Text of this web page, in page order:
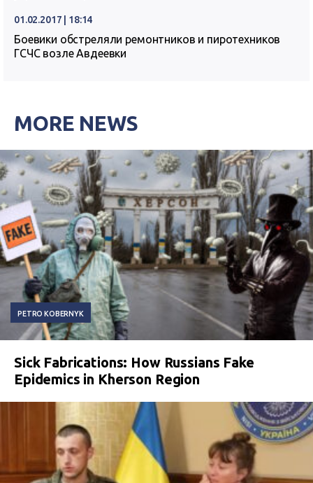
01.02.2017 | 18:14
Боевики обстреляли ремонтников и пиротехников
ГСЧС возле Авдеевки
MORE NEWS
PETRO KOBERNYK
Sick Fabrications: How Russians Fake
Epidemics in Kherson Region